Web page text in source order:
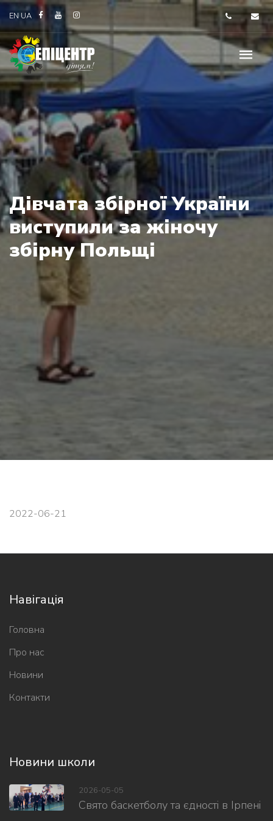
EN UA
Дівчата збірної України
виступили за жіночу
збірну Польщі
2022-06-21
Навігація
Головна
Про нас
Новини
Контакти
Новини школи
2026-05-05
Свято баскетболу та єдності в Ірпені